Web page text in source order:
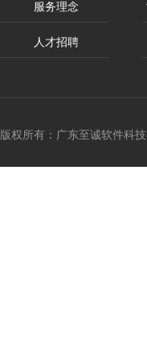
服务理念
人才招聘
版权所有：广东至诚软件科